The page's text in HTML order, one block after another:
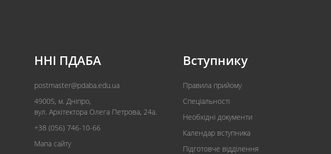
ННІ ПДАБА
postmaster@pdaba.edu.ua
49005, м. Дніпро,
вул. Архітектора Олега Петрова, 24а.
+38 (056) 746-10-66
Мапа сайту
Вступнику
Правила прийому
Спеціальності
Необхідні документи
Календар вступника
Підготовче відділення